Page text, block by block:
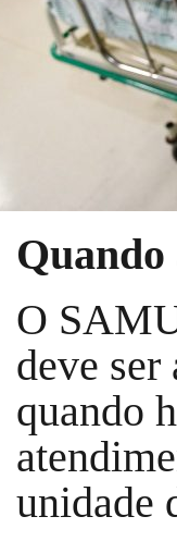
O
deve ser
quando
unidade